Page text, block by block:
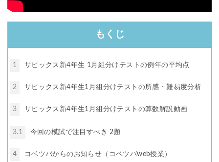
もくじ
1 サピックス新4年生 1月組分けテストの例年の平均点
2 サピックス新4年生1月組分けテストの所感・難易度分析
3 サピックス新4年生1月組分けテストの算数解説動画
3.1 今回の模試で注目すべき 2題
4 コベツバからのお知らせ（コベツバweb授業）